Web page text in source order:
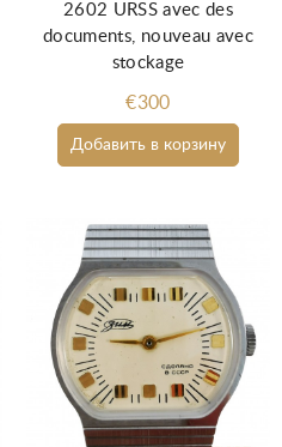
Добавить в корзину
2602 URSS avec des
documents, nouveau avec
stockage
€300